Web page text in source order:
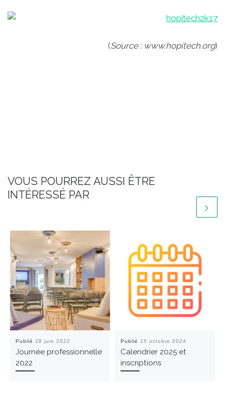
(Source : www.hopitech.org)
VOUS POURREZ AUSSI ÊTRE
INTÉRESSÉ PAR
Publié 28 juin 2022
Journée professionnelle
2022
Publié 15 octobre 2024
Calendrier 2025 et
inscriptions